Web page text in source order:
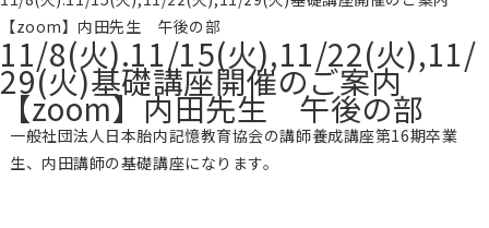
【zoom】内田先生 午後の部
11/8(火).11/15(火),11/22(火),11/
29(火)基礎講座開催のご案内
【zoom】内田先生 午後の部
一般社団法人日本胎内記憶教育協会の講師養成講座第16期卒業
生、内田講師の基礎講座になります。